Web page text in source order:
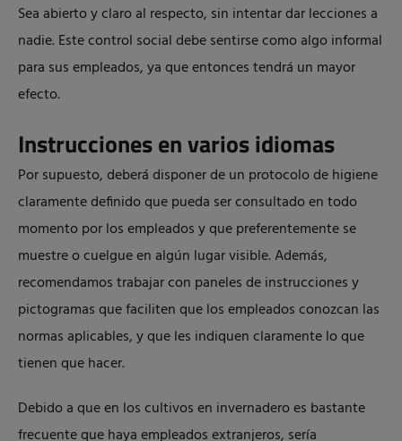
Sea abierto y claro al respecto, sin intentar dar lecciones a
nadie. Este control social debe sentirse como algo informal
para sus empleados, ya que entonces tendrá un mayor
efecto.
Instrucciones en varios idiomas
Por supuesto, deberá disponer de un protocolo de higiene
claramente definido que pueda ser consultado en todo
momento por los empleados y que preferentemente se
muestre o cuelgue en algún lugar visible. Además,
recomendamos trabajar con paneles de instrucciones y
pictogramas que faciliten que los empleados conozcan las
normas aplicables, y que les indiquen claramente lo que
tienen que hacer.
Debido a que en los cultivos en invernadero es bastante
frecuente que haya empleados extranjeros, sería